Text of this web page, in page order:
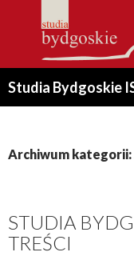
Studia Bydgoskie
Archiwum kategorii:
STUDIA
TREŚCI